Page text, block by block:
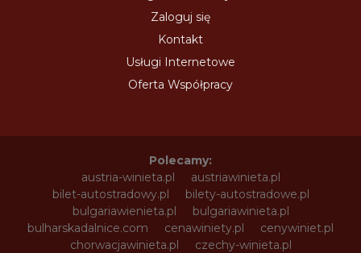
Zaloguj się
Kontakt
Usługi Internetowe
Oferta Współpracy
Polecamy:
austria-winieta.pl
austriawinieta.pl
bilet-autostradowy.pl
bilety-autostradowe.pl
bulgariawienieta.pl
bulgariawinieta.pl
bulharskadalnice.com
cenawiniety.pl
cenywiniet.pl
chorwacjawinieta.pl
czechy-winieta.pl